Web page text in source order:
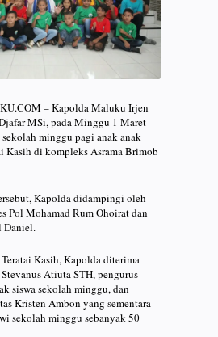
– Kapolda Maluku Irjen
MSi, pada Minggu 1 Maret
minggu pagi anak anak
Kasih di kompleks Asrama Brimob
Kapolda didampingi oleh
Pol Mohamad Rum Ohoirat dan
Daniel.
Kasih, Kapolda diterima
Atiuta STH, pengurus
siswa sekolah minggu, dan
Kristen Ambon yang sementara
sekolah minggu sebanyak 50